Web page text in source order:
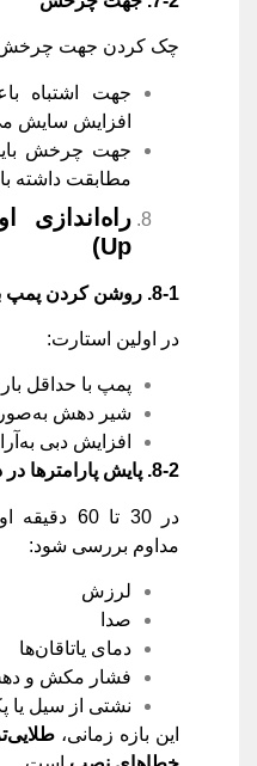
چک کردن جهت چرخش
جهت اشتباه
افزایش سایش
جهت چرخش
مطابقت داشته
راه‌اندازی
Up)
8-1. روشن کردن پمپ
در اولین استارت:
پمپ با حداقل
شیر دهش
افزایش دبی
8-2. پایش پارامترها
در 30 تا
مداوم بررسی شود:
لرزش
صدا
دمای یاتاقان‌ها
فشار مکش و
نشتی از سیل یا
این بازه زمانی،